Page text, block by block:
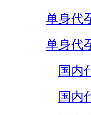
单身代
单身代
国内
国内